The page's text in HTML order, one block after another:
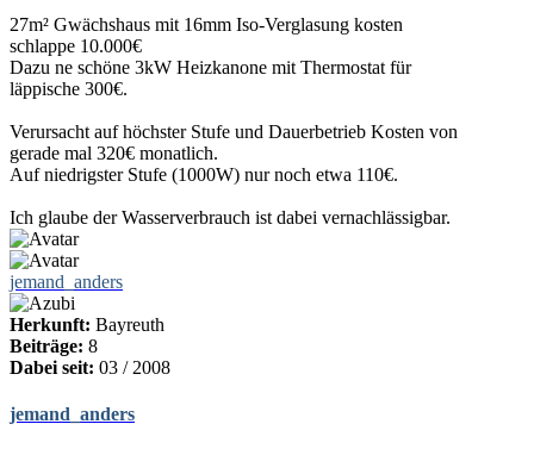
27m² Gwächshaus mit 16mm Iso-Verglasung kosten
schlappe 10.000€
Dazu ne schöne 3kW Heizkanone mit Thermostat für
läppische 300€.
Verursacht auf höchster Stufe und Dauerbetrieb Kosten von
gerade mal 320€ monatlich.
Auf niedrigster Stufe (1000W) nur noch etwa 110€.
Ich glaube der Wasserverbrauch ist dabei vernachlässigbar.
jemand_anders
Herkunft: Bayreuth
Beiträge: 8
Dabei seit: 03 / 2008
jemand_anders